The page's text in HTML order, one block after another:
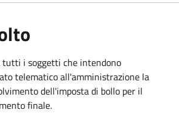
i soggetti che intendono
telematico all'amministrazione la
dell'imposta di bollo per il
finale.